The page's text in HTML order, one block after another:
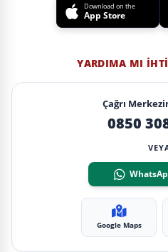
Download on the
App Store
YARDIMA MI
Çağrı
0850
Google Maps